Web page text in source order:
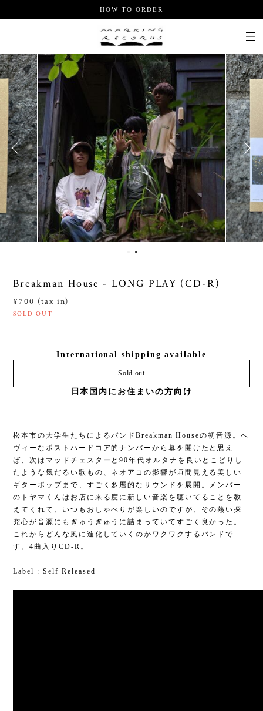
HOW TO ORDER
Breakman House - LONG PLAY (CD-R)
¥700 (tax in)
SOLD OUT
International shipping available
Sold out
日本国内にお住まいの方向け
松本市の大学生たちによるバンドBreakman Houseの初音源。へ
ヴィーなポストハードコア的ナンバーから幕を開けたと思え
ば、次はマッドチェスターと90年代オルタナを良いとこどりし
たような気だるい歌もの、ネオアコの影響が垣間見える美しい
ギターポップまで、すごく多層的なサウンドを展開。メンバー
のトヤマくんはお店に来る度に新しい音楽を聴いてることを教
えてくれて、いつもおしゃべりが楽しいのですが、その熱い探
究心が音源にもぎゅうぎゅうに詰まっていてすごく良かった。
これからどんな風に進化していくのかワクワクするバンドで
す。4曲入りCD-R。
Label : Self-Released